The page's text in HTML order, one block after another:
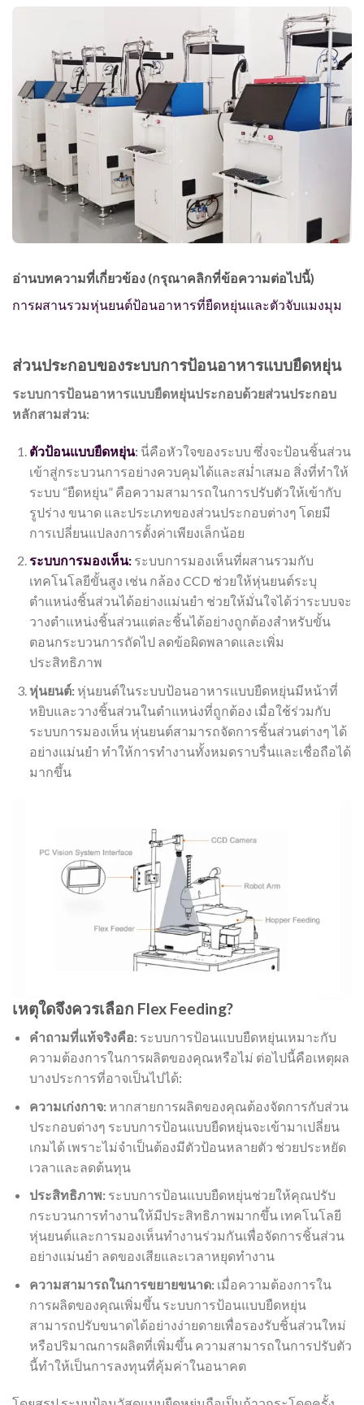
อ่านบทความที่เกี่ยวข้อง (กรุณาคลิกที่ข้อความต่อไปนี้)
การผสานรวมหุ่นยนต์ป้อนอาหารที่ยืดหยุ่นและตัวจับแมงมุม
ส่วนประกอบของระบบการป้อนอาหารแบบยืดหยุ่น
ระบบการป้อนอาหารแบบยืดหยุ่นประกอบด้วยส่วนประกอบ
หลักสามส่วน:
ตัวป้อนแบบยืดหยุ่น:นี่คือหัวใจของระบบ ซึ่งจะป้อนชิ้นส่วน
เข้าสู่กระบวนการอย่างควบคุมได้และสม่ำเสมอ สิ่งที่ทำให้
ระบบ “ยืดหยุ่น” คือความสามารถในการปรับตัวให้เข้ากับ
รูปร่าง ขนาด และประเภทของส่วนประกอบต่างๆ โดยมี
การเปลี่ยนแปลงการตั้งค่าเพียงเล็กน้อย
ระบบการมองเห็น:ระบบการมองเห็นที่ผสานรวมกับ
เทคโนโลยีขั้นสูง เช่น กล้อง CCD ช่วยให้หุ่นยนต์ระบุ
ตำแหน่งชิ้นส่วนได้อย่างแม่นยำ ช่วยให้มั่นใจได้ว่าระบบจะ
วางตำแหน่งชิ้นส่วนแต่ละชิ้นได้อย่างถูกต้องสำหรับขั้น
ตอนกระบวนการถัดไป ลดข้อผิดพลาดและเพิ่ม
ประสิทธิภาพ
หุ่นยนต์:หุ่นยนต์ในระบบป้อนอาหารแบบยืดหยุ่นมีหน้าที่
หยิบและวางชิ้นส่วนในตำแหน่งที่ถูกต้อง เมื่อใช้ร่วมกับ
ระบบการมองเห็น หุ่นยนต์สามารถจัดการชิ้นส่วนต่างๆ ได้
อย่างแม่นยำ ทำให้การทำงานทั้งหมดราบรื่นและเชื่อถือได้
มากขึ้น
เหตุใดจึงควรเลือก Flex Feeding?
คำถามที่แท้จริงคือ:ระบบการป้อนแบบยืดหยุ่นเหมาะกับ
ความต้องการในการผลิตของคุณหรือไม่ ต่อไปนี้คือเหตุผล
บางประการที่อาจเป็นไปได้:
ความเก่งกาจ:หากสายการผลิตของคุณต้องจัดการกับส่วน
ประกอบต่างๆ ระบบการป้อนแบบยืดหยุ่นจะเข้ามาเปลี่ยน
เกมได้ เพราะไม่จำเป็นต้องมีตัวป้อนหลายตัว ช่วยประหยัด
เวลาและลดต้นทุน
ประสิทธิภาพ:ระบบการป้อนแบบยืดหยุ่นช่วยให้คุณปรับ
กระบวนการทำงานให้มีประสิทธิภาพมากขึ้น เทคโนโลยี
หุ่นยนต์และการมองเห็นทำงานร่วมกันเพื่อจัดการชิ้นส่วน
อย่างแม่นยำ ลดของเสียและเวลาหยุดทำงาน
ความสามารถในการขยายขนาด:เมื่อความต้องการใน
การผลิตของคุณเพิ่มขึ้น ระบบการป้อนแบบยืดหยุ่น
สามารถปรับขนาดได้อย่างง่ายดายเพื่อรองรับชิ้นส่วนใหม่
หรือปริมาณการผลิตที่เพิ่มขึ้น ความสามารถในการปรับตัว
นี้ทำให้เป็นการลงทุนที่คุ้มค่าในอนาคต